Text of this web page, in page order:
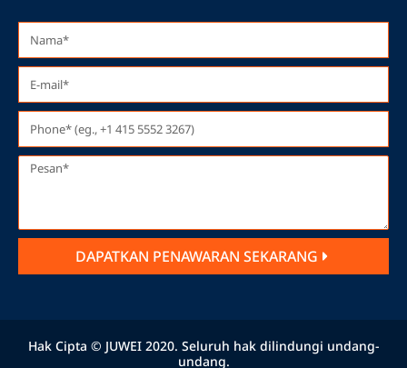
DAPATKAN PENAWARAN SEKARANG
Hak Cipta © JUWEI 2020. Seluruh hak dilindungi undang-
undang.